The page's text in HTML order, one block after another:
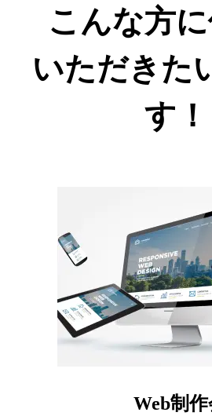
こんな方
いただきた
す！
Web制